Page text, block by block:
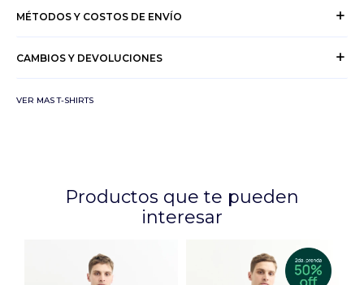
MÉTODOS Y COSTOS DE ENVÍO
CAMBIOS Y DEVOLUCIONES
VER MAS T-SHIRTS
Productos que te pueden
interesar